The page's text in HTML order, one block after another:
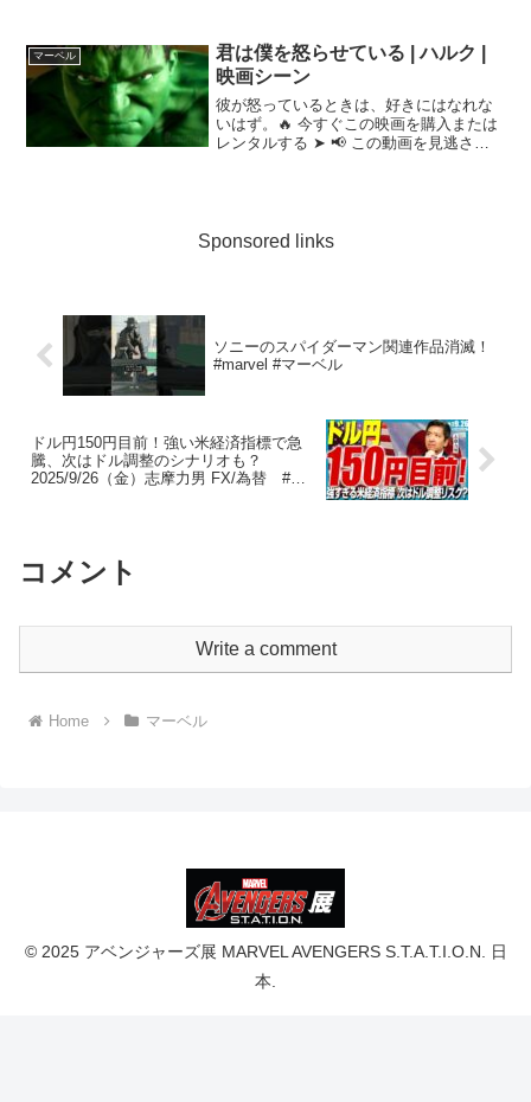
ったスリラー。気鋭の映画スタジオ・
A24が史上最⾼の製作...
マーベル
君は僕を怒らせている | ハルク |
映画シーン
彼が怒っているときは、好きにはなれな
いはず。🔥 今すぐこの映画を購入または
レンタルする ➤ 📢 この動画を見逃さな
Sponsored links
ソニーのスパイダーマン関連作品消滅！
#marvel #マーベル
ドル円150円目前！強い米経済指標で急
騰、次はドル調整のシナリオも？
2025/9/26（金）志摩力男 FX/為替 #外
コメント
Write a comment
Home マーベル
© 2025 アベンジャーズ展 MARVEL AVENGERS S.T.A.T.I.O.N. 日
本.